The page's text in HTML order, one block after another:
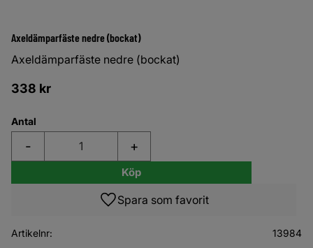
Axeldämparfäste nedre (bockat)
Axeldämparfäste nedre (bockat)
338 kr
Antal
+
-
Köp
Lägg till i favoriter
Artikelnr 13984